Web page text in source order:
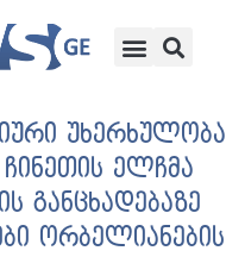
უხერხულობა
ჩინეთის ელჩმა
განცხადებაზე
ორბელიანების